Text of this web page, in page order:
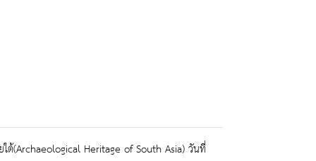
ต้(Archaeological Heritage of South Asia) วันที่